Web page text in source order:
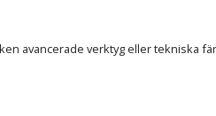
avancerade verktyg eller tekniska